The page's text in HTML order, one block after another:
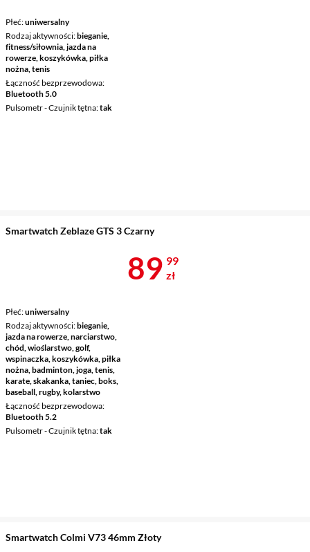
Płeć uniwersalny
Rodzaj aktywności bieganie,
fitness/siłownia, jazda na
rowerze, koszykówka, piłka
nożna, tenis
Łączność bezprzewodowa
Bluetooth 5.0
Pulsometr - Czujnik tętna tak
Smartwatch Zeblaze GTS 3 Czarny
Płeć uniwersalny
Rodzaj aktywności bieganie,
jazda na rowerze, narciarstwo,
chód, wioślarstwo, golf,
wspinaczka, koszykówka, piłka
nożna, badminton, joga, tenis,
karate, skakanka, taniec, boks,
baseball, rugby, kolarstwo
Łączność bezprzewodowa
Bluetooth 5.2
Pulsometr - Czujnik tętna tak
Cena 89,99
89 99
zł
Smartwatch Colmi V73 46mm Złoty